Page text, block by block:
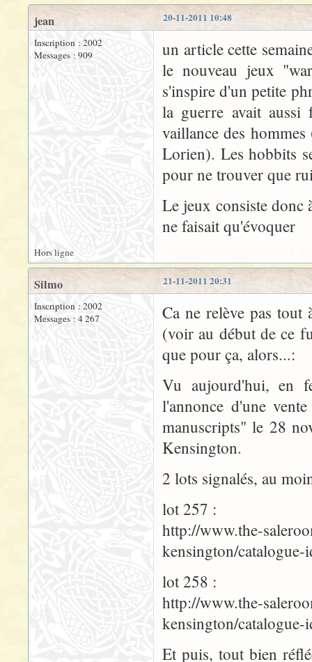
20-11-2011 10:48
jean
Inscription : 2002
Messages : 909
un article cette
le nouveau jeux
s'inspire d'un petite
la guerre avait
vaillance des
Lorien). Les hobbits
pour ne trouver que
Le jeux consiste donc
ne faisait qu'évoquer
Hors ligne
21-11-2011 20:31
Silmo
Inscription : 2002
Messages : 4 267
Ca ne relève pas tout
(voir au début de ce
que pour ça, alors...:
Vu aujourd'hui, en
l'annonce d'une
manuscripts" le 28
Kensington.
2 lots signalés, au
lot 257 :
http://www.the-
kensington/
lot 258 :
http://www.the-
kensington/
Et puis, tout bien